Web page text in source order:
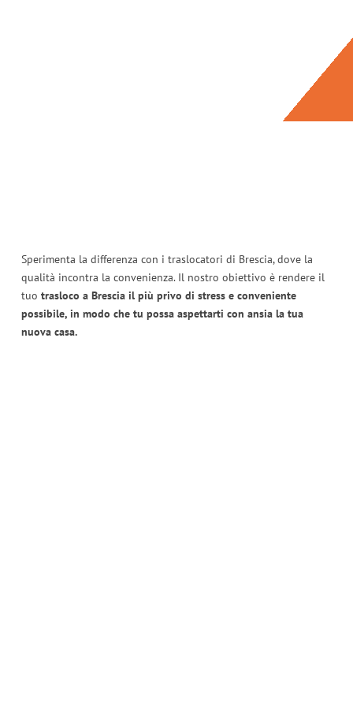
Sperimenta la differenza con i traslocatori di Brescia, dove la
qualità incontra la convenienza. Il nostro obiettivo è rendere il
tuo trasloco a Brescia il più privo di stress e conveniente
possibile, in modo che tu possa aspettarti con ansia la tua
nuova casa.